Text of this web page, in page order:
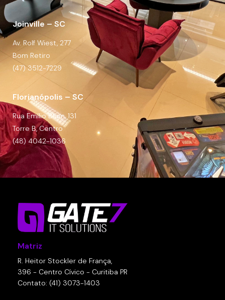
Joinville – SC
Av. Rolf Wiest, 277
Bom Retiro
(47) 3512-7229
Florianópolis – SC
Rua Emílio Blum, 131
Torre B, Centro
(48) 4042-1036
Matriz
R. Heitor Stockler de França,
396 - Centro Cívico - Curitiba PR
Contato: (41) 3073-1403